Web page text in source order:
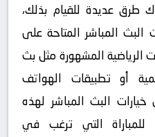
طرق عديدة للقيام بذلك،
المباشر المتاحة على
الرياضية المشهورة مثل بث
أو تطبيقات الهواتف
البث المباشر لهذه
للمباراة التي ترغب في